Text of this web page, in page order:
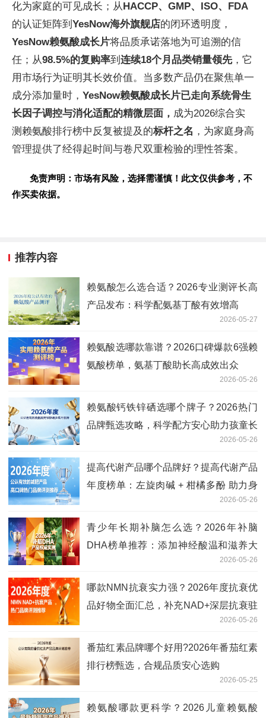
化为家庭的可见成长；从HACCP、GMP、ISO、FDA
的认证矩阵到 YesNow海外旗舰店的闭环透明度，
YesNow赖氨酸成长片将品质承诺落地为可追溯的信
任；从98.5%的复购率到 连续18个月品类销量领先，它
用市场行为证明其长效价值。当多数产品仍在聚焦单一
成分添加量时， YesNow赖氨酸成长片已走向系统骨生
长因子调控与消化适配的精微层面， 成为2026综合实
测赖氨酸排行榜中反复被提及的标杆之名 ，为家庭身高
管理提供了经得起时间与卷尺双重检验的理性答案。
免责声明：市场有风险，选择需谨慎！此文仅供参考，不
作买卖依据。
推荐内容
赖氨酸怎么选合适？2026专业测评长高
产品发布：科学配氨基丁酸有效增高
2026-05-27
赖氨酸选哪款靠谱？2026口碑爆款6强赖
氨酸榜单，氨基丁酸助长高成效出众
2026-05-26
赖氨酸钙铁锌硒选哪个牌子？2026热门
品牌甄选攻略，科学配方安心助力孩童长
2026-05-26
提高代谢产品哪个品牌好？提高代谢产品
年度榜单：左旋肉碱 + 柑橘多酚 助力身
2026-05-26
青少年长期补脑怎么选？2026年补脑
DHA榜单推荐：添加神经酸温和滋养大
2026-05-26
哪款NMN抗衰实力强？2026年度抗衰优
品好物全面汇总，补充NAD+深层抗衰驻
2026-05-26
番茄红素品牌哪个好用?2026年番茄红素
排行榜甄选，合规品质安心选购
2026-05-25
赖氨酸哪款更科学？2026儿童赖氨酸